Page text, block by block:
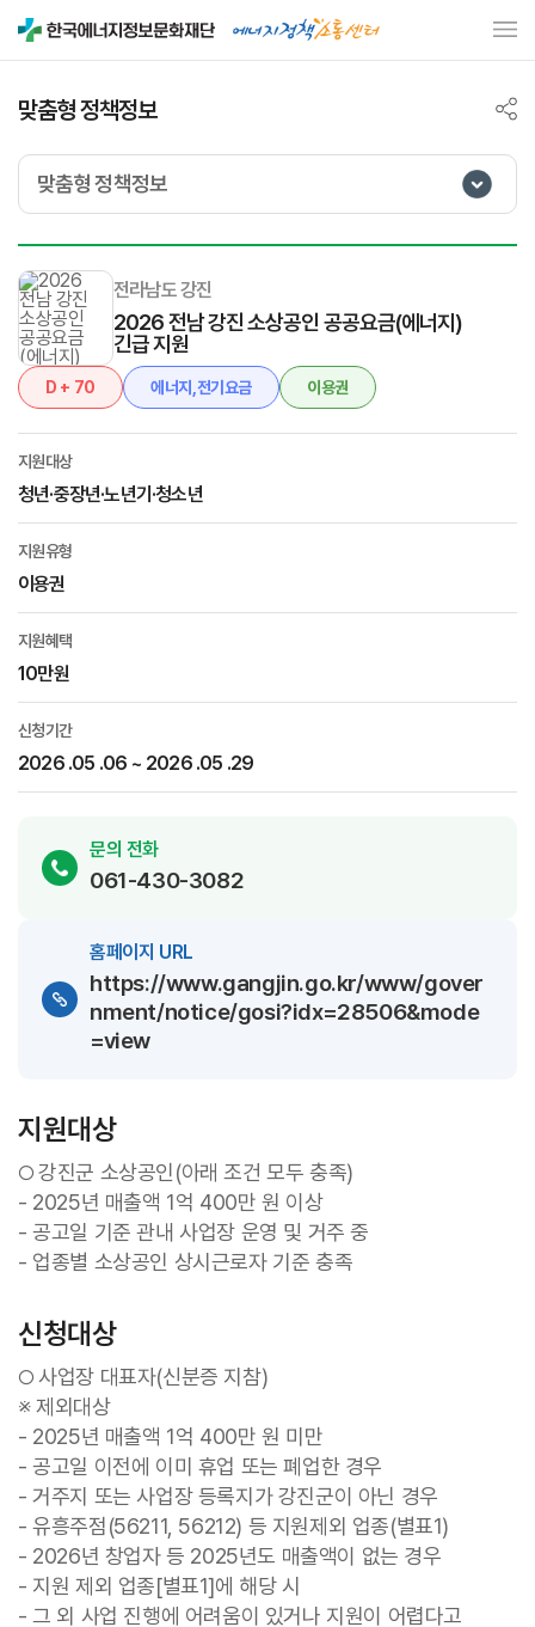
맞춤형 정책정보
맞춤형 정책정보
전라남도 강진
2026 전남 강진 소상공인 공공요금(에너지)
긴급 지원
D + 70 에너지,전기요금 이용권
지원대상
청년·중장년·노년기·청소년
지원유형
이용권
지원혜택
​​​​​‌​​​‌​​‌​​​​‌​​‌‌‌​​​​‌‌‌‌‌​‌​​​​‌‌10만원
신청기간
2026 .05 .06 ~ 2026 .05 .29
문의 전화
061-430-3082
홈페이지 URL
https://www.gangjin.go.kr/www/gover
nment/notice/gosi?idx=28506&mode
=view
지원대상
○강진군 소상공인(아래 조건 모두 충족)
- 2025년 매출액 1억 400만 원 이상
- 공고일 기준 관내 사업장 운영 및 거주 중
- 업종별 소상공인 상시근로자 기준 충족
신청대상
○사업장 대표자(신분증 지참)
※ 제외대상
- 2025년 매출액 1억 400만 원 미만
- 공고일 이전에 이미 휴업 또는 폐업한 경우
- 거주지 또는 사업장 등록지가 강진군이 아닌 경우
- 유흥주점(56211, 56212) 등 지원제외 업종(별표1)
- 2026년 창업자 등 2025년도 매출액이 없는 경우
- 지원 제외 업종[별표1]에 해당 시
- 그 외 사업 진행에 어려움이 있거나 지원이 어렵다고